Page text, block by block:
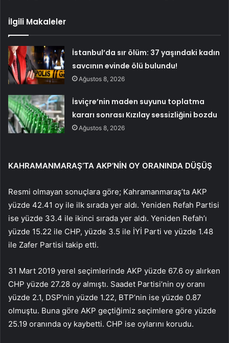
İlgili Makaleler
İstanbul’da sır ölüm: 37 yaşındaki kadın
savcının evinde ölü bulundu!
Ağustos 8, 2026
İsviçre’nin maden suyunu toplatma
kararı sonrası Kızılay sessizliğini bozdu
Ağustos 8, 2026
KAHRAMANMARAŞ’TA AKP’NİN OY ORANINDA DÜŞÜŞ
Resmi olmayan sonuçlara göre; Kahramanmaraş’ta AKP
yüzde 42.41 oy ile ilk sırada yer aldı. Yeniden Refah Partisi
ise yüzde 33.4 ile ikinci sırada yer aldı. Yeniden Refah’ı
yüzde 15.22 ile CHP, yüzde 3.5 ile İYİ Parti ve yüzde 1.48
ile Zafer Partisi takip etti.
31 Mart 2019 yerel seçimlerinde AKP yüzde 67.6 oy alırken
CHP yüzde 27.28 oy almıştı. Saadet Partisi’nin oy oranı
yüzde 2.1, DSP’nin yüzde 1.22, BTP’nin ise yüzde 0.87
olmuştu. Buna göre AKP geçtiğimiz seçimlere göre yüzde
25.19 oranında oy kaybetti. CHP ise oylarını korudu.